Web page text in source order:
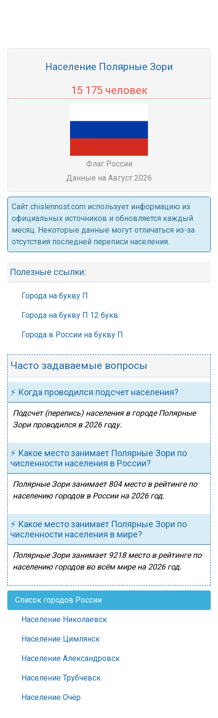
Население Полярные Зори
15 175 человек
Флаг России
Данные на Август 2026
Cайт chislennost.com использует информацию из
официальных источников и обновляется каждый
месяц. Некоторые данные могут отличаться из-за
отсутствия последней переписи населения.
Полезные ссылки:
Города на букву П
Города на букву П 12 букв
Города в России на букву П
Часто задаваемые вопросы
⚡ Когда проводился подсчет населения?
Подсчет (перепись) населения в городе Полярные
Зори проводился в 2026 году.
⚡ Какое место занимает Полярные Зори по
численности населения в России?
Полярные Зори занимает 804 место в рейтинге по
населению городов в России на 2026 год.
⚡ Какое место занимает Полярные Зори по
численности населения в мире?
Полярные Зори занимает 9218 место в рейтинге по
населению городов во всём мире на 2026 год.
Список городов России
Население Николаевск
Население Цимлянск
Население Александровск
Население Трубчевск
Население Очёр